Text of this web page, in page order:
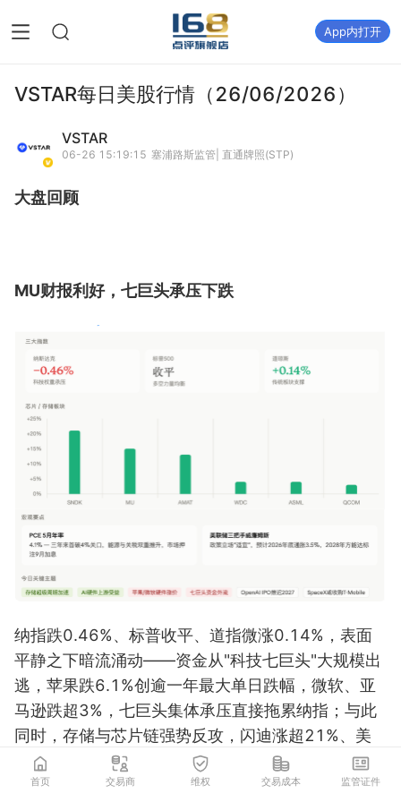
App内打开
VSTAR每日美股行情（26/06/2026）
VSTAR
06-26 15:19:15 塞浦路斯监管| 直通牌照(STP)
大盘回顾
MU财报利好，七巨头承压下跌
纳指跌0.46%、标普收平、道指微涨0.14%，表面
平静之下暗流涌动——资金从"科技七巨头"大规模出
逃，苹果跌6.1%创逾一年最大单日跌幅，微软、亚
马逊跌超3%，七巨头集体承压直接拖累纳指；与此
同时，存储与芯片链强势反攻，闪迪涨超21%、美
光涨超15%创近月最佳单日、应用材料涨超13%，
AI上游硬件受益于苹果、微软相继宣布产品提价所揭
首页 交易商 维权 交易成本 监管证件